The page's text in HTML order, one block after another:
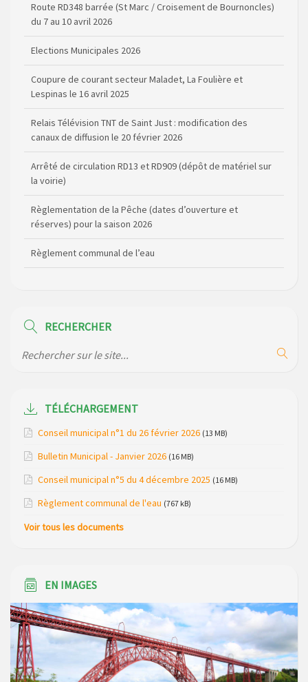
Route RD348 barrée (St Marc / Croisement de Bournoncles)
du 7 au 10 avril 2026
Elections Municipales 2026
Coupure de courant secteur Maladet, La Foulière et
Lespinas le 16 avril 2025
Relais Télévision TNT de Saint Just : modification des
canaux de diffusion le 20 février 2026
Arrêté de circulation RD13 et RD909 (dépôt de matériel sur
la voirie)
Règlementation de la Pêche (dates d’ouverture et
réserves) pour la saison 2026
Règlement communal de l’eau
de la gendarmerie
Modification de gestion du camping de Saint Just, ses
bungalows bois, ses chalets et sa piscine
Loubaresse le vendredi 20 mars 2026
2026
RECHERCHER
TÉLÉCHARGEMENT
Conseil municipal n°1 du 26 février 2026 (13 MB)
Bulletin Municipal - Janvier 2026 (16 MB)
Conseil municipal n°5 du 4 décembre 2025 (16 MB)
Règlement communal de l'eau (767 kB)
Voir tous les documents
EN IMAGES